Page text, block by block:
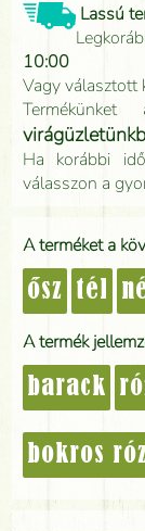
Lassú
10:00
Vagy választott
Ha korábbi
válasszon a
A terméket a
ősz tél
A termék
barack
bokros